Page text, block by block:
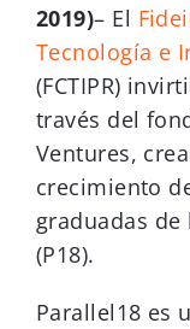
2019)– El
Tecnología e
(FCTIPR)
través del
Ventures,
crecimiento
graduadas de
(P18).
Parallel18 es